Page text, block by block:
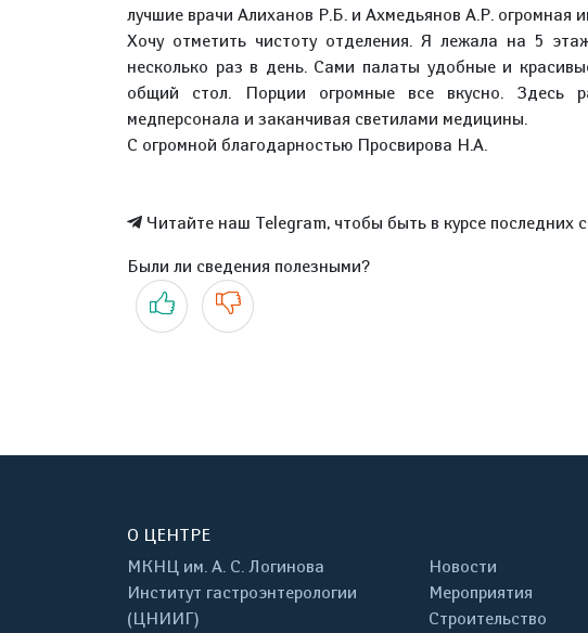
лучшие врачи Алиханов Р.Б. и Ахмедьянов А.Р. огромная
Хочу отметить чистоту отделения. Я лежала на 5
несколько раз в день. Сами палаты удобные и
общий стол. Порции огромные все вкусно. Здесь
медперсонала и заканчивая светилами медицины.
С огромной благодарностью Просвирова Н.А.
Читайте наш Telegram, чтобы быть в курсе последних
Были ли сведения полезными?
Да Нет
О ЦЕНТРЕ
МКНЦ им. А. С. Логинова
Институт гастроэнтерологии
(ЦНИИГ)
Новости
Мероприятия
Строительство